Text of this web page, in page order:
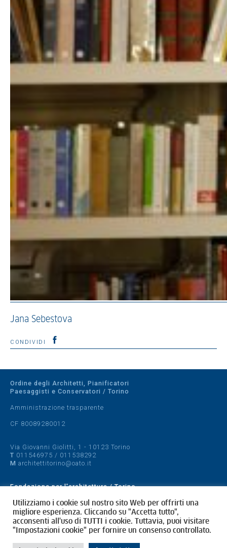
Jana Sebestova
CONDIVIDI
Ordine degli Architetti, Pianificatori
Paesaggisti e Conservatori / Torino
Amministrazione trasparente
CF 80089280012
Via Giovanni Giolitti, 1 - 10123 Torino
T 011546975 / 011538292
M architettitorino@oato.it
Fondazione per l'architettura / Torino
Designed by quattrolinee.it
Cookie Policy
Privacy Policy
Utilizziamo i cookie sul nostro sito Web per offrirti una
migliore esperienza. Cliccando su "Accetta tutto",
acconsenti all'uso di TUTTI i cookie. Tuttavia, puoi visitare
"Impostazioni cookie" per fornire un consenso controllato.